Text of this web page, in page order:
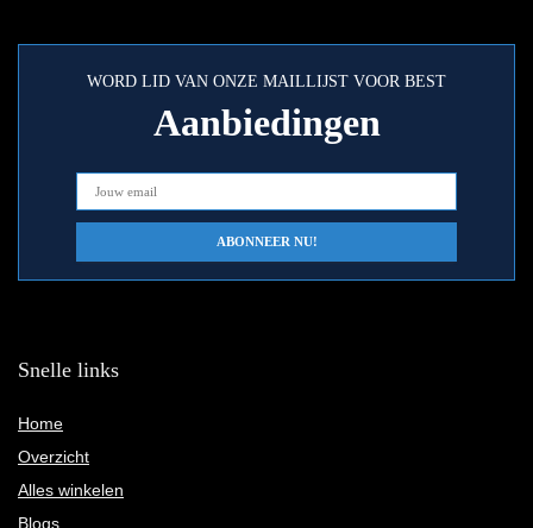
WORD LID VAN ONZE MAILLIJST VOOR BEST
Aanbiedingen
Snelle links
Home
Overzicht
Alles winkelen
Blogs